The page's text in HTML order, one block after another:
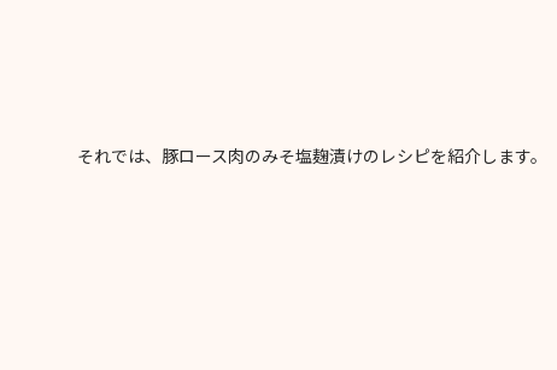
それでは、豚ロース肉のみそ塩麹漬けのレシピを紹介します。